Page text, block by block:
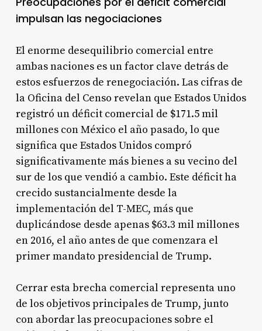
impulsan las negociaciones
El enorme desequilibrio comercial entre
ambas naciones es un factor clave detrás de
estos esfuerzos de renegociación. Las cifras de
la Oficina del Censo revelan que Estados Unidos
registró un déficit comercial de $171.5 mil
millones con México el año pasado, lo que
significa que Estados Unidos compró
significativamente más bienes a su vecino del
sur de los que vendió a cambio. Este déficit ha
crecido sustancialmente desde la
implementación del T-MEC, más que
duplicándose desde apenas $63.3 mil millones
en 2016, el año antes de que comenzara el
primer mandato presidencial de Trump.
Cerrar esta brecha comercial representa uno
de los objetivos principales de Trump, junto
con abordar las preocupaciones sobre el